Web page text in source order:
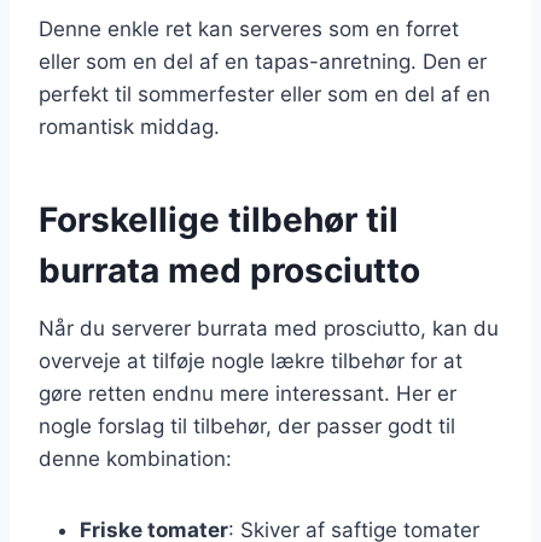
Denne enkle ret kan serveres som en forret
eller som en del af en tapas-anretning. Den er
perfekt til sommerfester eller som en del af en
romantisk middag.
Forskellige tilbehør til
burrata med prosciutto
Når du serverer burrata med prosciutto, kan du
overveje at tilføje nogle lækre tilbehør for at
gøre retten endnu mere interessant. Her er
nogle forslag til tilbehør, der passer godt til
denne kombination:
Friske tomater: Skiver af saftige tomater